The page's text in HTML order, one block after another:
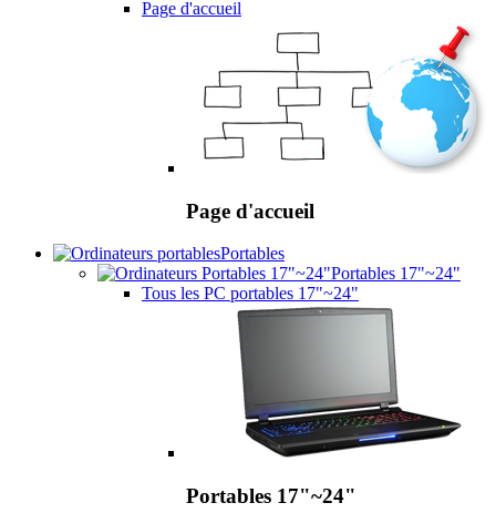
Page d'accueil
Page d'accueil
Portables
Portables 17"~24"
Tous les PC portables 17"~24"
Portables 17"~24"